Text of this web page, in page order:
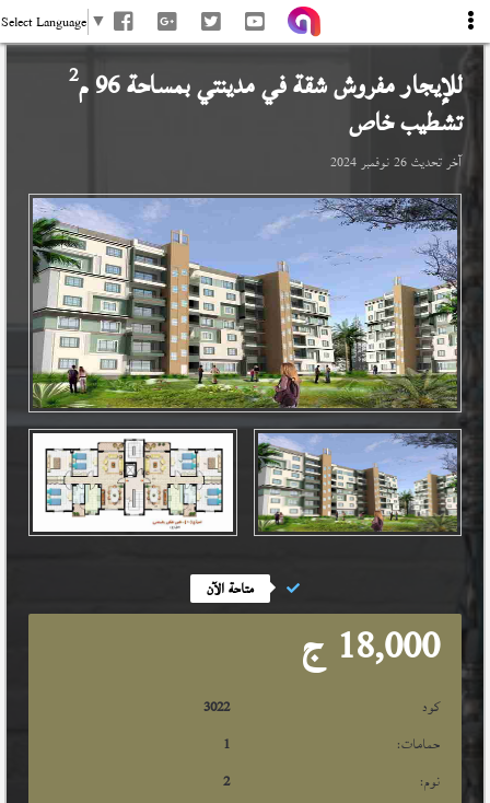
Select Language ▼
للإيجار مفروش شقة فيمدينتيبمساحة 96 م 2
تشطيب خاص
آخر تحديث26 نوفمبر 2024
متاحة الآن
18,000 ج
كود
3022
حمامات:
1
نوم:
2